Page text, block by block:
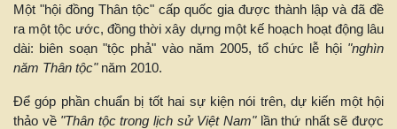
Một "hội đồng Thân tộc" cấp quốc gia được thành lập và đã đề
ra một tộc ước, đồng thời xây dựng một kế hoạch hoạt động lâu
dài: biên soạn "tộc phả" vào năm 2005, tổ chức lễ hội "nghìn
năm Thân tộc"năm 2010.
Để góp phần chuẩn bị tốt hai sự kiện nói trên, dự kiến một hội
thảo về "Thân tộc trong lịch sử Việt Nam" lần thứ nhất sẽ được